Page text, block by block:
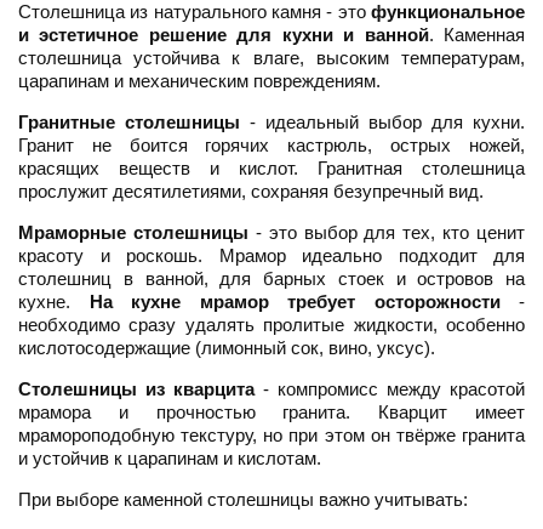
Столешница из натурального камня - это функциональное
и эстетичное решение для кухни и ванной. Каменная
столешница устойчива к влаге, высоким температурам,
царапинам и механическим повреждениям.
Гранитные столешницы - идеальный выбор для кухни.
Гранит не боится горячих кастрюль, острых ножей,
красящих веществ и кислот. Гранитная столешница
прослужит десятилетиями, сохраняя безупречный вид.
Мраморные столешницы - это выбор для тех, кто ценит
красоту и роскошь. Мрамор идеально подходит для
столешниц в ванной, для барных стоек и островов на
кухне. На кухне мрамор требует осторожности-
необходимо сразу удалять пролитые жидкости, особенно
кислотосодержащие (лимонный сок, вино, уксус).
Столешницы из кварцита- компромисс между красотой
мрамора и прочностью гранита. Кварцит имеет
мрамороподобную текстуру, но при этом он твёрже гранита
и устойчив к царапинам и кислотам.
При выборе каменной столешницы важно учитывать: